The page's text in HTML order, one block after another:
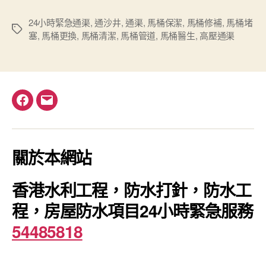
Tags
24小時緊急通渠,通沙井,通渠, 馬桶保潔, 馬桶修補, 馬桶堵
塞, 馬桶更換, 馬桶清潔, 馬桶管道, 馬桶醫生, 高壓通渠
Facebook
電
關於本網站
香港水利工程，防水打針，防水工
程，房屋防水項目24小時緊急服務
54485818